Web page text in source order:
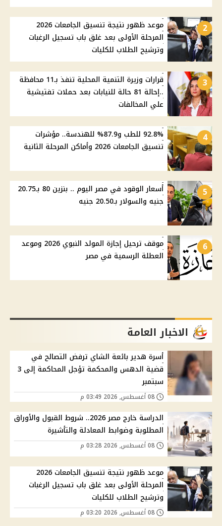
2
موعد ظهور نتيجة تنسيق الجامعات 2026
المرحلة الأولى بعد غلق باب تسجيل الرغبات
وترشيح الطلاب للكليات
3
قرارات وزيرة التنمية المحلية تنفذ بـ11 محافظة
..إحالة 81 حالة للنيابات بعد حملات تفتيشية
علي المخالفات
4
92.8% للطب و87.9% للهندسة.. مؤشرات
تنسيق الجامعات 2026 وأماكن المرحلة الثانية
5
أسعار الوقود في مصر اليوم .. بنزين 80 بـ20.75
جنيه والسولار بـ20.50 جنيه
6
موقف ترحيل إجازة المولد النبوي 2026 وموعد
العطلة الرسمية في مصر
الاخبار العامة
أسرة هدير بائعة الشاي ترفض التصالح في
قضية الدهس والمحكمة تؤجل المحاكمة إلى 3
سبتمبر
الدراسة خارج مصر 2026.. شروط القبول والأوراق
المطلوبة وضوابط المعادلة والتأشيرة
موعد ظهور نتيجة تنسيق الجامعات 2026
المرحلة الأولى بعد غلق باب تسجيل الرغبات
وترشيح الطلاب للكليات